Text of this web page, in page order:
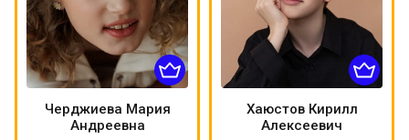
Черджиева Мария
Андреевна
Хаюстов Кирилл
Алексеевич